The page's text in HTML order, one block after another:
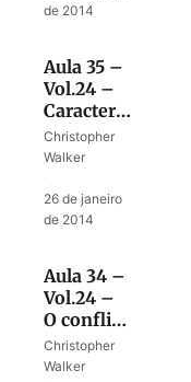
de 2014
Aula 35 –
Vol.24 –
Características
do
Anticristo
Christopher
Walker
26 de janeiro
de 2014
Aula 34 –
Vol.24 –
O conflito
final em
Daniel 7
Christopher
Walker